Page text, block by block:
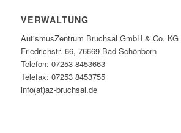
VERWALTUNG
AutismusZentrum Bruchsal GmbH & Co. KG
Friedrichstr. 66, 76669 Bad Schönborn
Telefon: 07253 8453663
Telefax: 07253 8453755
info(at)az-bruchsal.de